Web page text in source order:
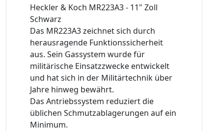
Heckler & Koch MR223A3 - 11" Zoll
Schwarz
Das MR223A3 zeichnet sich durch
herausragende Funktionssicherheit
aus. Sein Gassystem wurde für
militärische Einsatzzwecke entwickelt
und hat sich in der Militärtechnik über
Jahre hinweg bewährt.
Das Antriebssystem reduziert die
üblichen Schmutzablagerungen auf ein
Minimum.